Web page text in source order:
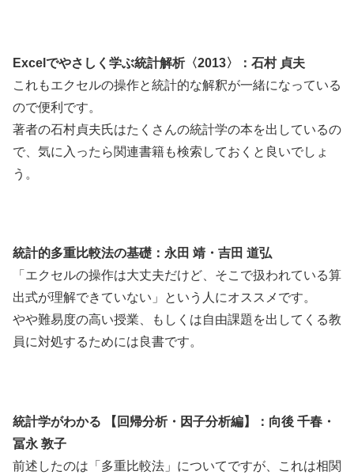
Excelでやさしく学ぶ統計解析〈2013〉：石村 貞夫
これもエクセルの操作と統計的な解釈が一緒になっている
ので便利です。
著者の石村貞夫氏はたくさんの統計学の本を出しているの
で、気に入ったら関連書籍も検索しておくと良いでしょ
う。
統計的多重比較法の基礎：永田 靖・吉田 道弘
「エクセルの操作は大丈夫だけど、そこで扱われている算
出式が理解できていない」という人にオススメです。
やや難易度の高い授業、もしくは自由課題を出してくる教
員に対処するためには良書です。
統計学がわかる 【回帰分析・因子分析編】：向後 千春・
冨永 敦子
前述したのは「多重比較法」についてですが、これは相関